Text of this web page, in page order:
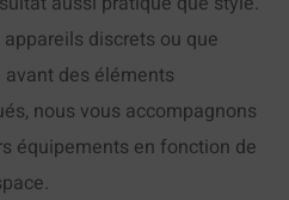
discrets ou que
des éléments
nous vous accompagnons
équipements en fonction de